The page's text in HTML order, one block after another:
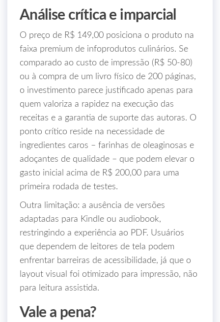
Análise crítica e imparcial
O preço de R$ 149,00 posiciona o produto na
faixa premium de infoprodutos culinários. Se
comparado ao custo de impressão (R$ 50‑80)
ou à compra de um livro físico de 200 páginas,
o investimento parece justificado apenas para
quem valoriza a rapidez na execução das
receitas e a garantia de suporte das autoras. O
ponto crítico reside na necessidade de
ingredientes caros – farinhas de oleaginosas e
adoçantes de qualidade – que podem elevar o
gasto inicial acima de R$ 200,00 para uma
primeira rodada de testes.
Outra limitação: a ausência de versões
adaptadas para Kindle ou audiobook,
restringindo a experiência ao PDF. Usuários
que dependem de leitores de tela podem
enfrentar barreiras de acessibilidade, já que o
layout visual foi otimizado para impressão, não
para leitura assistida.
Vale a pena?